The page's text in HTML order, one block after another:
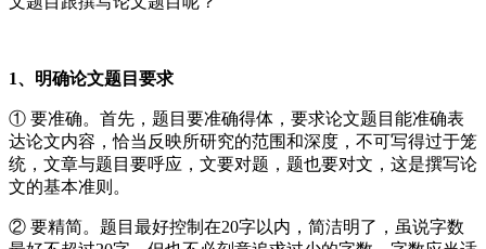
1、明确论文题目要求
① 要准确。首先，题目要准确得体，要求论文题目能准确表
达论文内容，恰当反映所研究的范围和深度，不可写得过于笼
统，文章与题目要呼应，文要对题，题也要对文，这是撰写论
文的基本准则。
② 要精简。题目最好控制在20字以内，简洁明了，虽说字数